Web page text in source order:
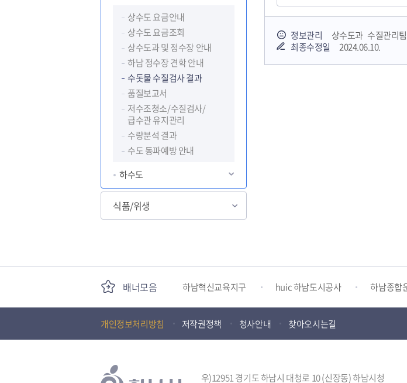
상수도 요금안내
상수도 요금조회
상수도과 및 정수장 안내
하남 정수장 견학 안내
수돗물 수질검사 결과
품질보고서
저수조청소/수질검사/
급수관 유지관리
수량분석 결과
수도 동파예방 안내
하수도
식품/위생
정보관리 상수도과 수질관리팀
최종수정일
2024.06.10.
배너모음
국민안전교육플랫폼
하남혁신교육지구 huic 하남도시공사 하남종합
하남문화재단 하남시 가족센터
개인정보처리방침 저작권정책 청사안내 찾아오시는길
우)12951 경기도 하남시 대청로 10 (신장동) 하남시청